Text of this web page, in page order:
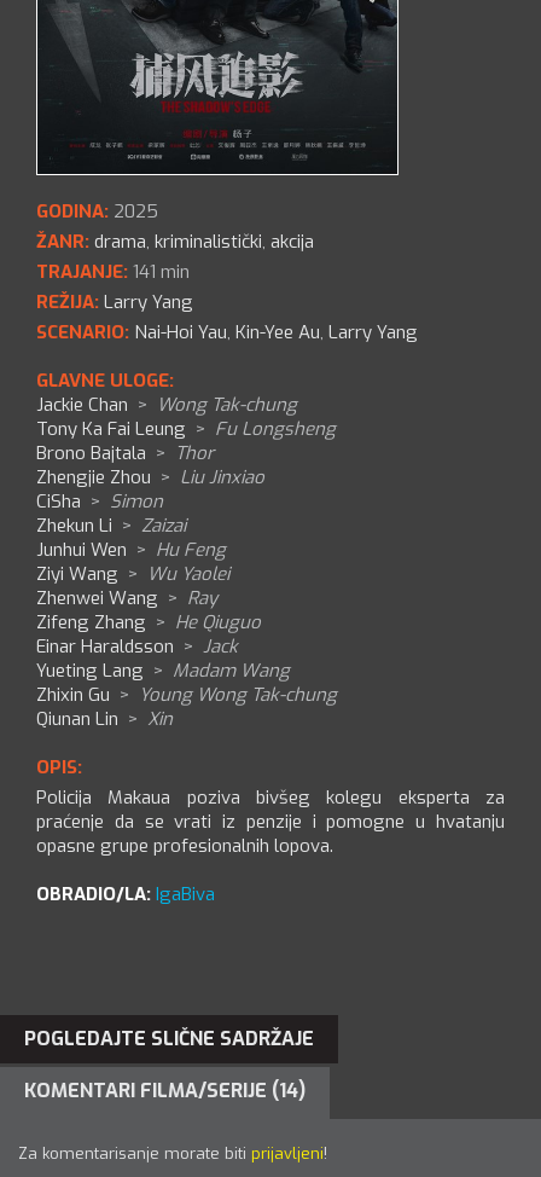
GODINA: 2025
ŽANR: drama, kriminalistički, akcija
TRAJANJE: 141 min
REŽIJA: Larry Yang
SCENARIO: Nai-Hoi Yau, Kin-Yee Au, Larry Yang
GLAVNE ULOGE:
Jackie Chan > Wong Tak-chung
Tony Ka Fai Leung > Fu Longsheng
Brono Bajtala > Thor
Zhengjie Zhou > Liu Jinxiao
CiSha > Simon
Zhekun Li > Zaizai
Junhui Wen > Hu Feng
Ziyi Wang > Wu Yaolei
Zhenwei Wang > Ray
Zifeng Zhang > He Qiuguo
Einar Haraldsson > Jack
Yueting Lang > Madam Wang
Zhixin Gu > Young Wong Tak-chung
Qiunan Lin > Xin
OPIS:
Policija Makaua poziva bivšeg kolegu eksperta za
praćenje da se vrati iz penzije i pomogne u hvatanju
opasne grupe profesionalnih lopova.
OBRADIO/LA: IgaBiva
POGLEDAJTE SLIČNE SADRŽAJE
KOMENTARI FILMA/SERIJE (14)
Za komentarisanje morate biti prijavljeni!